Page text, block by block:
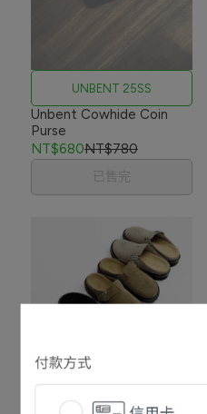
UNBENT 25SS
Unbent Cowhide Coin
Purse
NT$680NT$780
已售完